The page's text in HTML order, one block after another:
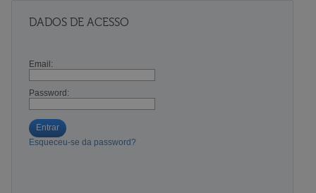
DADOS DE ACESSO
Email:
Password:
Entrar
Esqueceu-se da password?